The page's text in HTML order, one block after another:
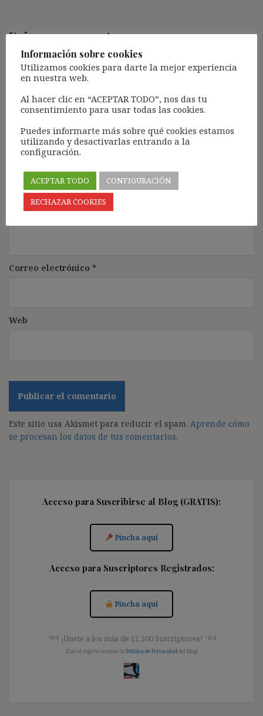
Deja una respuesta
Tu dirección de correo electrónico no será publicada.
campos obligatorios están marcados con*
Correo electrónico *
Web
Este sitio usa Akismet para reducir el spam. Aprende cómo
se procesan los datos de tus comentarios.
Acceso para Suscribirse al Blog (GRATIS):
Pincha aquí
Acceso para Suscriptores Registrados:
Pincha aquí
༺ ¡Únete a los más de 11.500 Suscriptores! ༺
[Con el registro aceptas la Política de Privacidad del blog]
Información sobre cookies
Utilizamos cookies para darte la mejor experiencia
en nuestra web.
Al hacer clic en “ACEPTAR TODO”, nos das tu
consentimiento para usar todas las cookies.
Puedes informarte más sobre qué cookies estamos
utilizando y desactivarlas entrando a la
configuración.
ACEPTAR TODO
CONFIGURACIÓN
RECHAZAR COOKIES